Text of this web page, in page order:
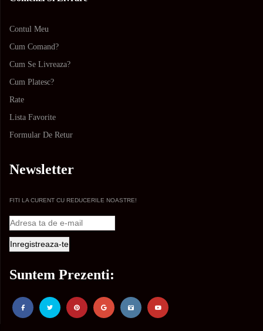
Contul Meu
Cum Comand?
Cum Se Livreaza?
Cum Platesc?
Rate
Lista Favorite
Formular De Retur
Newsletter
FITI LA CURENT CU REDUCERILE NOASTRE!
Suntem Prezenti: